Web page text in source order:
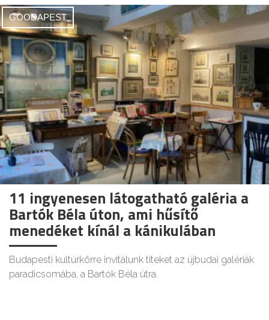
GOODAPEST
11 ingyenesen látogatható galéria a
Bartók Béla úton, ami hűsítő
menedéket kínál a kánikulában
Budapesti kultúrkörre invitálunk titeket az újbudai galériák
paradicsomába, a Bartók Béla útra.